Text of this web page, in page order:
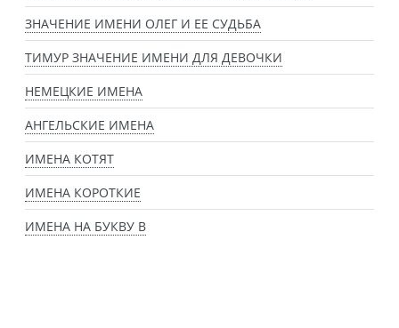
ЗНАЧЕНИЕ ИМЕНИ ОЛЕГ И ЕЕ СУДЬБА
ТИМУР ЗНАЧЕНИЕ ИМЕНИ ДЛЯ ДЕВОЧКИ
НЕМЕЦКИЕ ИМЕНА
АНГЕЛЬСКИЕ ИМЕНА
ИМЕНА КОТЯТ
ИМЕНА КОРОТКИЕ
ИМЕНА НА БУКВУ В